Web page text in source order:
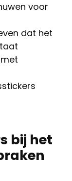
voor
dat het
bij het